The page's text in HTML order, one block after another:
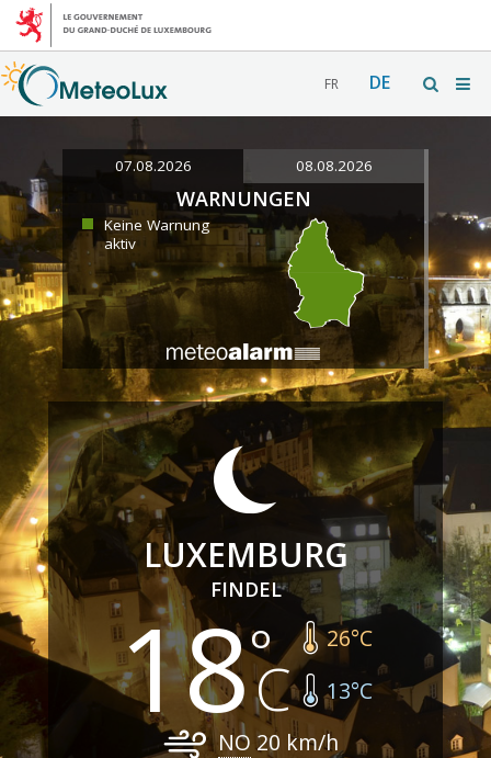
FR DE
07.08.2026 08.08.2026
WARNUNGEN
Keine Warnung
aktiv
LUXEMBURG
FINDEL
18 26°C
13°C
NO 20 km/h